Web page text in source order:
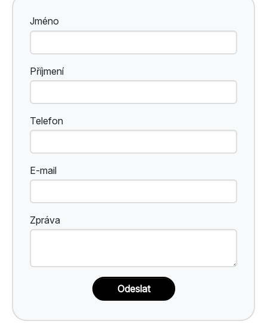
Jméno
Příjmení
Telefon
E-mail
Zpráva
Odeslat